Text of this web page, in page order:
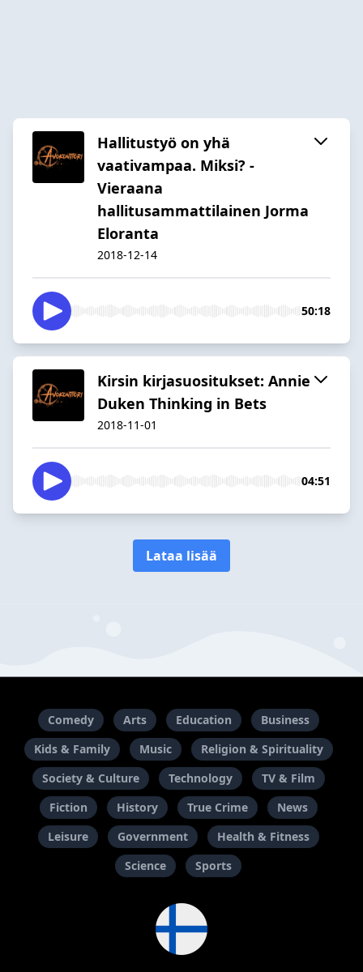
Hallitustyö on yhä
vaativampaa. Miksi? -
Vieraana
hallitusammattilainen Jorma
Eloranta
2018-12-14
50:18
Kirsin kirjasuositukset: Annie
Duken Thinking in Bets
2018-11-01
04:51
Lataa lisää
Comedy Arts Education
Business
Kids & Family
Music
Religion & Spirituality
Society & Culture
Technology
TV & Film
Fiction
History True Crime
News
Leisure
Government
Health & Fitness
Science
Sports